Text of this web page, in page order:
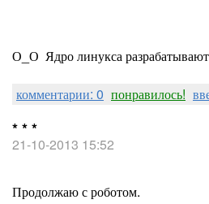
О_О Ядро линукса
комментарии: 0 понравилось!
* * *
21-10-2013 15:52
Продолжаю с роботом.